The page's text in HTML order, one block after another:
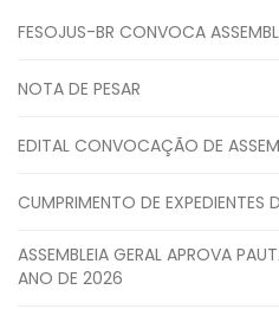
FESOJUS-BR CONVOCA
NOTA DE PESAR
EDITAL CONVOCAÇÃO DE
CUMPRIMENTO DE EXPEDIENTES
ASSEMBLEIA GERAL APROVA
ANO DE 2026